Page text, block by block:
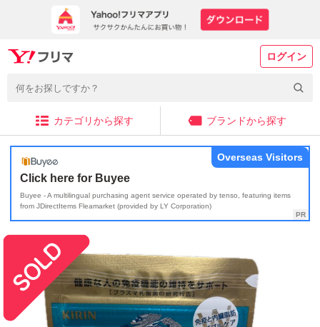
ログイン
カテゴリから探す ブランドから探す
Click here for Buyee
Buyee - A multilingual purchasing agent service operated by tenso, featuring items
from JDirectItems Fleamarket (provided by LY Corporation)
Overseas Visitors